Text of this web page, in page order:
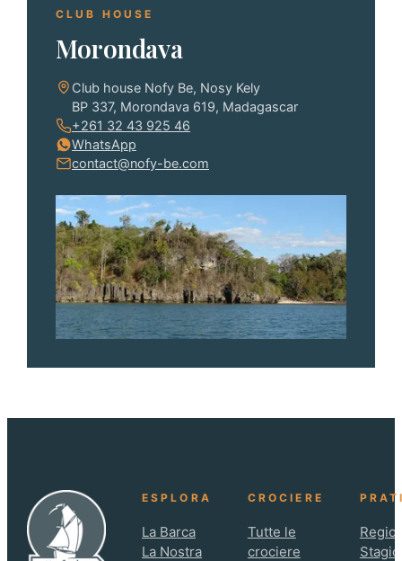
CLUB HOUSE
Morondava
Club house Nofy Be, Nosy Kely
BP 337, Morondava 619, Madagascar
+261 32 43 925 46
WhatsApp
contact@nofy-be.com
ESPLORA
La Barca
La Nostra
CROCIERE
Tutte le
crociere